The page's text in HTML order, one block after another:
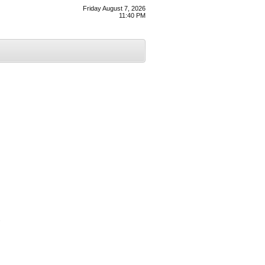
Friday August 7, 2026
11:40 PM